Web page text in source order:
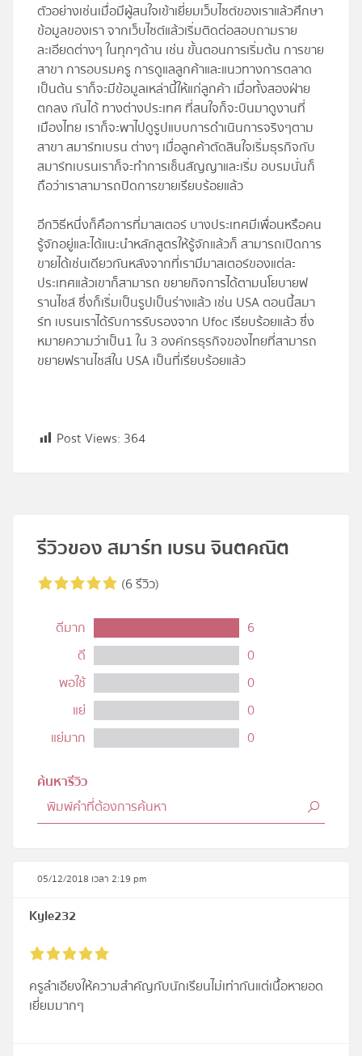
ตัวอย่างเช่นเมื่อมีผู้สนใจเข้าเยี่ยมเว็บไซต์ของเราแล้วศึกษา
ข้อมูลของเรา จากเว็บไซต์แล้วเริ่มติดต่อสอบถามราย
ละเอียดต่างๆ ในทุกๆด้าน เช่น ขั้นตอนการเริ่มต้น การขาย
สาขา การอบรมครู การดูแลลูกค้าและแนวทางการตลาด
เป็นต้น ราก็จะมีข้อมูลเหล่านี้ให้แก่ลูกค้า เมื่อทั้งสองฝ่าย
ตกลง กันได้ ทางต่างประเทศ ที่สนใจก็จะบินมาดูงานที่
เมืองไทย เราก็จะพาไปดูรูปแบบการดำเนินการจริงๆตาม
สาขา สมาร์ทเบรน ต่างๆ เมื่อลูกค้าตัดสินใจเริ่มธุรกิจกับ
สมาร์ทเบรนเราก็จะทำการเซ็นสัญญาและเริ่ม อบรมนั่นก็
ถือว่าเราสามารถปิดการขายเรียบร้อยแล้ว
อีกวิธีหนึ่งก็คือการที่มาสเตอร์ บางประเทศมีเพื่อนหรือคน
รู้จักอยู่และได้แนะนำหลักสูตรให้รู้จักแล้วก็ สามารถเปิดการ
ขายได้เช่นเดียวกันหลังจากที่เรามีมาสเตอร์ของแต่ละ
ประเทศแล้วเขาก็สามารถ ขยายกิจการได้ตามนโยบายฟ
รานไชส์ ซึ่งก็เริ่มเป็นรูปเป็นร่างแล้ว เช่น USA ตอนนี้สมา
ร์ท เบรนเราได้รับการรับรองจาก Ufoc เรียบร้อยแล้ว ซึ่ง
หมายความว่าเป็น1 ใน 3 องค์กรธุรกิจของไทยที่สามารถ
ขยายฟรานไชส์ใน USA เป็นที่เรียบร้อยแล้ว
Post Views: 364
รีวิวของ สมาร์ท เบรน จินตคณิต
(6 รีวิว)
ดีมาก
6
ดี
0
พอใช้
0
แย่
0
แย่มาก
0
ค้นหารีวิว
05/12/2018 เวลา 2:19 pm
Kyle232
ครูลำเอียงให้ความสำคัญกับนักเรียนไม่เท่ากันแต่เนื้อหายอด
เยี่ยมมากๆ